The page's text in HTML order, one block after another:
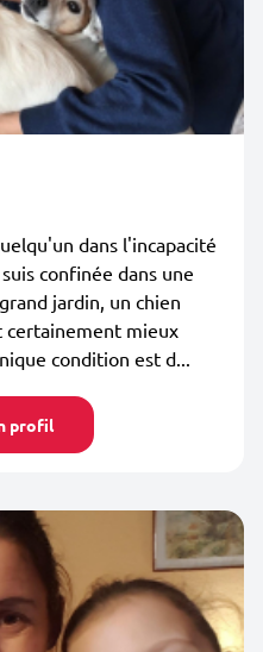
dans l'incapacité
confinée dans une
jardin, un chien
mieux
condition est d...
profil